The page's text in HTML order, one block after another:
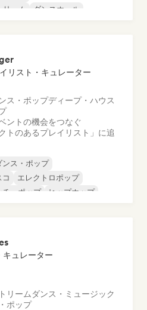
ーム
ダンスホール
リスト・キュレーター
ス・ポップディープ・ハウス
ントの機会をつなぐ
トのあるプレイリスト」に追
ンス・ポップ
コ
エレクトロポップ
チ・ポップ ヒップホップ
キュレーター
リーム ダンス・ミュージック
ポップ